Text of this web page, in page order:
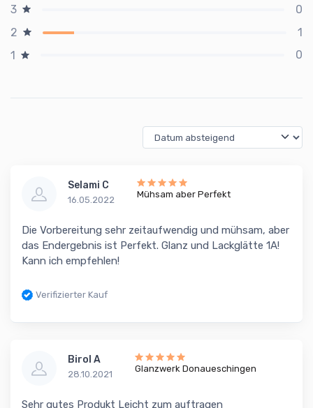
3
0
2
1
1
0
Selami C
16.05.2022
Mühsam aber Perfekt
Die Vorbereitung sehr zeitaufwendig und mühsam, aber
das Endergebnis ist Perfekt. Glanz und Lackglätte 1A!
Kann ich empfehlen!
Verifizierter Kauf
Birol A
28.10.2021
Glanzwerk Donaueschingen
Sehr gutes Produkt Leicht zum auftragen